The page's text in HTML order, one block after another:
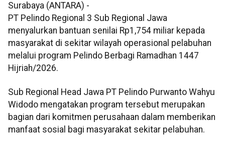
Surabaya (ANTARA) -
PT Pelindo Regional 3 Sub Regional Jawa
menyalurkan bantuan senilai Rp1,754 miliar kepada
masyarakat di sekitar wilayah operasional pelabuhan
melalui program Pelindo Berbagi Ramadhan 1447
Hijriah/2026.
Sub Regional Head Jawa PT Pelindo Purwanto Wahyu
Widodo mengatakan program tersebut merupakan
bagian dari komitmen perusahaan dalam memberikan
manfaat sosial bagi masyarakat sekitar pelabuhan.